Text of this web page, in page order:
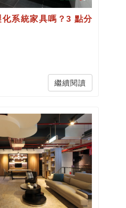
系統家具嗎？3 點分
繼續閱讀